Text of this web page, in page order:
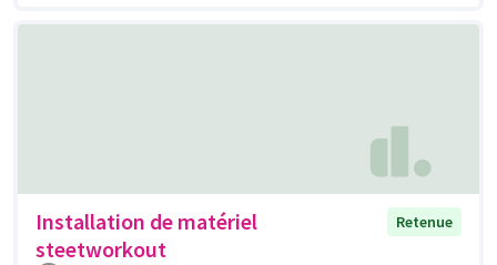
Installation de matériel
steetworkout
Retenue